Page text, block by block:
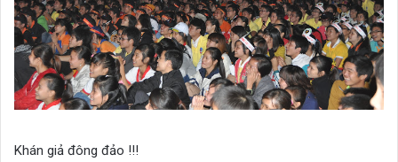
Khán giả đông đảo !!!